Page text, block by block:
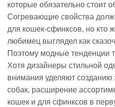
которые обязательно стоит
Согревающие свойства
для кошек-сфинксов, но кто
любимец выглядел как
Поэтому модные тенденции
Хотя дизайнеры стильной
внимания уделяют созданию
собак, расширение
кошек и для сфинксов в